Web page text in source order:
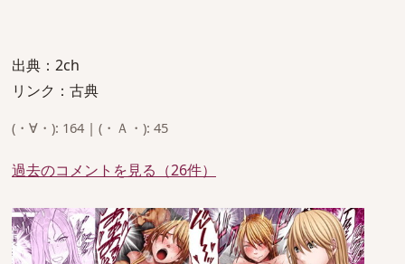
出典：2ch
リンク：古典
(・∀・): 164 | (・Ａ・): 45
過去のコメントを見る（26件）